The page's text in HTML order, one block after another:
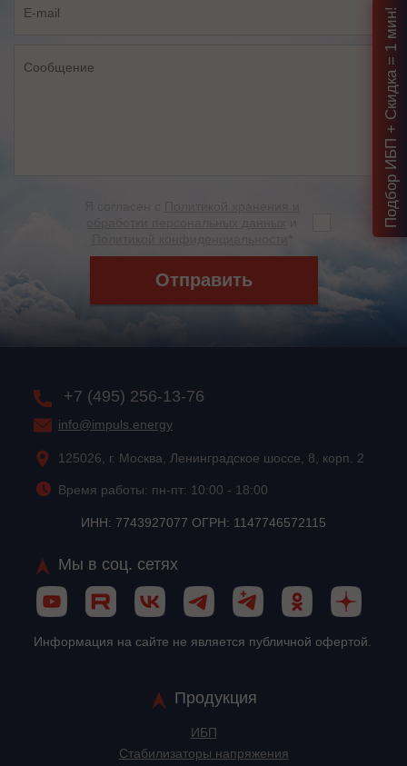
Отправить
+7 (495) 256-13-76
info@impuls.energy
125026, г. Москва, Ленинградское шоссе, 8, корп. 2
Время работы: пн-пт: 10:00 - 18:00
ИНН: 7743927077 ОГРН: 1147746572115
Мы в соц. сетях
Информация на сайте не является публичной офертой.
Продукция
ИБП
Стабилизаторы напряжения
Подбор ИБП + Скидка = 1 мин!